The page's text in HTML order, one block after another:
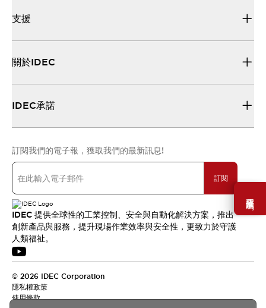
需要幫助嗎？
支援
關於IDEC
IDEC承諾
訂閱我們的電子報，獲取我們的最新訊息!
訂閱
IDEC 提供全球性的工業控制、安全與自動化解決方案，推出
創新產品與服務，提升現場作業效率與安全性，更致力於守護
人類福祉。
© 2026 IDEC Corporation
隱私權政策
使用條款